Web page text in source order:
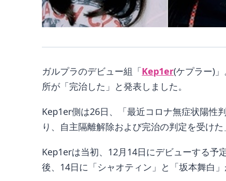
ガルプラのデビュー組「Kep1er(ケプラー)
所が「完治した」と発表しました。
Kep1er側は26日、「最近コロナ無症状陽性
り、自主隔離解除および完治の判定を受け
Kep1erは当初、12月14日にデビューする予
後、14日に「シャオティン」と「坂本舞白